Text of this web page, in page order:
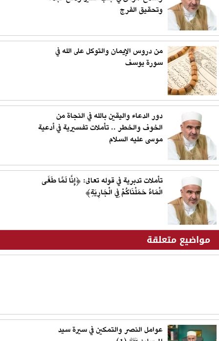
وتحقيق الفرج
من دروس الإيمان والتوكل على الله في
سورة يوسف
دور الدعاء واليقين بالله في النجاة من
الخوف والخطر .. تأملات تفسيرية في أدعية
موسى عليه السلام
تأملات تدبرية في قوله تعالى: ﴿إِنَّا لَمَّا طَغَى
الْمَاءُ حَمَلْنَاكُمْ فِي الْجَارِيَةِ﴾
مواضيع متعلقة
عوامل النصر والتمكين في سيرة سيد